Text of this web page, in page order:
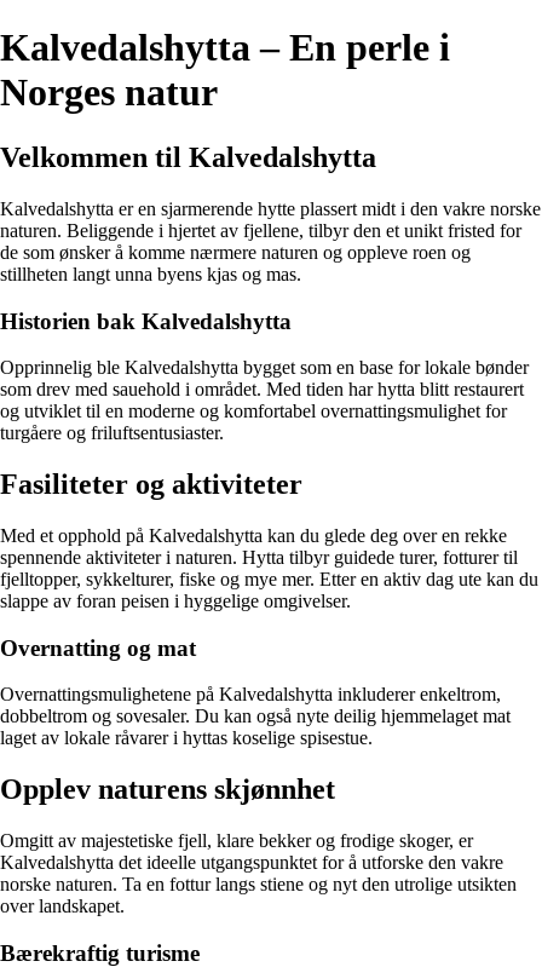
Kalvedalshytta – En perle i
Norges natur
Velkommen til Kalvedalshytta
Kalvedalshytta er en sjarmerende hytte plassert midt i den vakre norske
naturen. Beliggende i hjertet av fjellene, tilbyr den et unikt fristed for
de som ønsker å komme nærmere naturen og oppleve roen og
stillheten langt unna byens kjas og mas.
Historien bak Kalvedalshytta
Opprinnelig ble Kalvedalshytta bygget som en base for lokale bønder
som drev med sauehold i området. Med tiden har hytta blitt restaurert
og utviklet til en moderne og komfortabel overnattingsmulighet for
turgåere og friluftsentusiaster.
Fasiliteter og aktiviteter
Med et opphold på Kalvedalshytta kan du glede deg over en rekke
spennende aktiviteter i naturen. Hytta tilbyr guidede turer, fotturer til
fjelltopper, sykkelturer, fiske og mye mer. Etter en aktiv dag ute kan du
slappe av foran peisen i hyggelige omgivelser.
Overnatting og mat
Overnattingsmulighetene på Kalvedalshytta inkluderer enkeltrom,
dobbeltrom og sovesaler. Du kan også nyte deilig hjemmelaget mat
laget av lokale råvarer i hyttas koselige spisestue.
Opplev naturens skjønnhet
Omgitt av majestetiske fjell, klare bekker og frodige skoger, er
Kalvedalshytta det ideelle utgangspunktet for å utforske den vakre
norske naturen. Ta en fottur langs stiene og nyt den utrolige utsikten
over landskapet.
Bærekraftig turisme